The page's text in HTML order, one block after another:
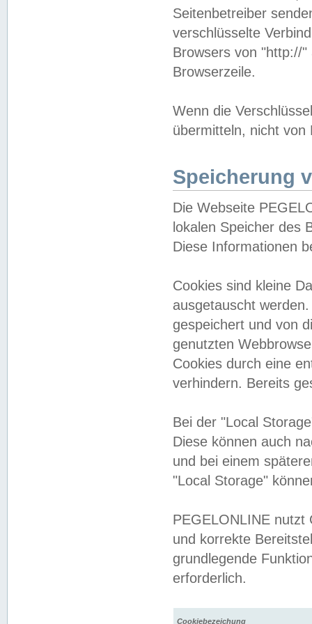
Seitenbetreiber
verschlüsselte
Browsers von "http://
Browserzeile.
Wenn die
übermitteln, nicht von
Speicherung
Die Webseite
lokalen Speicher des
Diese Informationen
Cookies sind kleine
ausgetauscht
gespeichert und von
genutzten
Cookies durch eine
verhindern. Bereits
Bei der "Local
Diese können auch
und bei einem
"Local Storage"
PEGELONLINE nutzt
und korrekte
grundlegende
erforderlich.
Cookiebezeichung